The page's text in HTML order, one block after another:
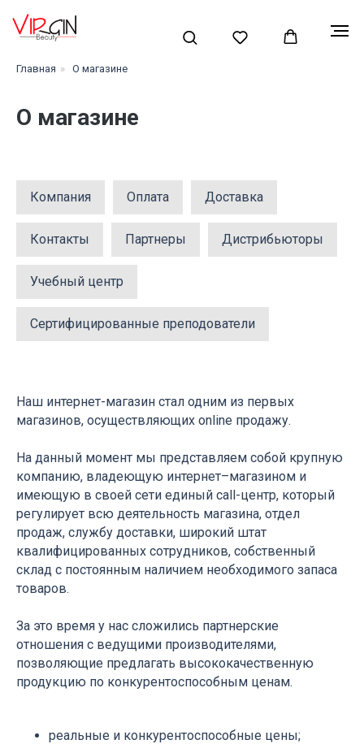
Главная » О магазине
О магазине
Компания Оплата Доставка
Контакты Партнеры Дистрибьюторы
Учебный центр
Сертифицированные преподователи
Наш интернет-магазин стал одним из первых
магазинов, осуществляющих online продажу.
На данный момент мы представляем собой крупную
компанию, владеющую интернет–магазином и
имеющую в своей сети единый call-центр, который
регулирует всю деятельность магазина, отдел
продаж, службу доставки, широкий штат
квалифицированных сотрудников, собственный
склад c постоянным наличием необходимого запаса
товаров.
За это время у нас сложились партнерские
отношения с ведущими производителями,
позволяющие предлагать высококачественную
продукцию по конкурентоспособным ценам.
реальные и конкурентоспособные цены;